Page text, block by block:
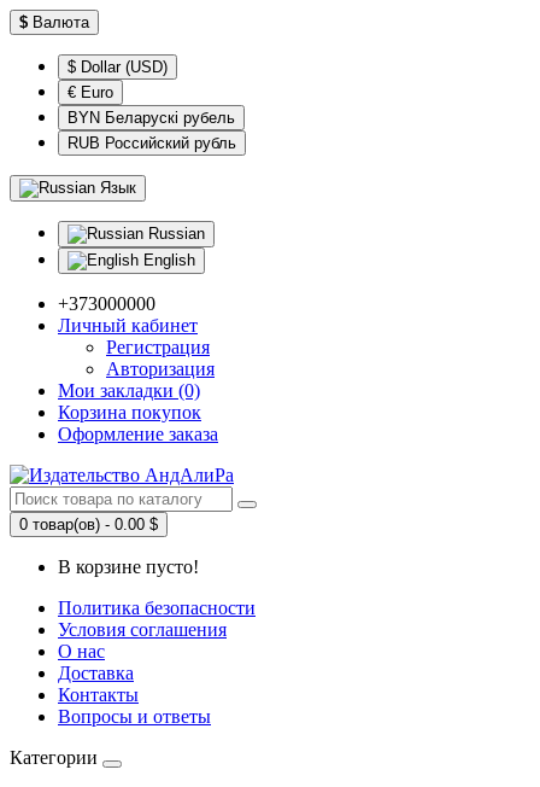
$ Валюта
$ Dollar (USD)
€ Euro
BYN Беларускі рубель
RUB Российский рубль
Язык
Russian
English
+373000000
Личный кабинет
Регистрация
Авторизация
Мои закладки (0)
Корзина покупок
Оформление заказа
0 товар(ов) - 0.00 $
В корзине пусто!
Политика безопасности
Условия соглашения
О нас
Доставка
Контакты
Вопросы и ответы
Категории